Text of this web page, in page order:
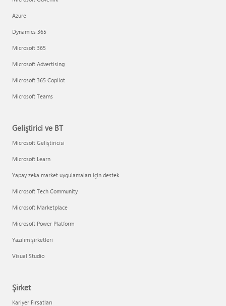
Azure
Dynamics 365
Microsoft 365
Microsoft Advertising
Microsoft 365 Copilot
Microsoft Teams
Geliştirici ve BT
Microsoft Geliştiricisi
Microsoft Learn
Yapay zeka market uygulamaları için destek
Microsoft Tech Community
Microsoft Marketplace
Microsoft Power Platform
Yazılım şirketleri
Visual Studio
Şirket
Kariyer Fırsatları